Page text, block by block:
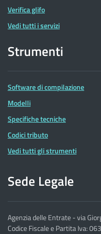
Verifica glifo
Vedi tutti i servizi
Strumenti
Software di compilazione
Modelli
Specifiche tecniche
Codici tributo
Vedi tutti gli strumenti
Sede Legale
Agenzia delle Entrate - via
Codice Fiscale e Partita Iva: